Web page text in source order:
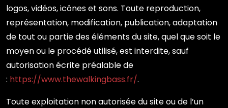
logos, vidéos, icônes et sons. Toute reproduction,
représentation, modification, publication, adaptation
de tout ou partie des éléments du site, quel que soit le
moyen ou le procédé utilisé, est interdite, sauf
autorisation écrite préalable de
: https://www.thewalkingbass.fr/.
Toute exploitation non autorisée du site ou de l’un